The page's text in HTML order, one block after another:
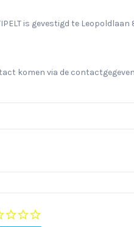
is gevestigd te
komen via de